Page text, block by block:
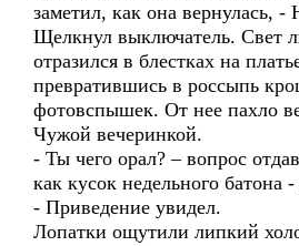
заметил, как она вернулась, -
Щелкнул выключатель. Свет
отразился в блестках на
превратившись в россыпь
фотовспышек. От нее пахло
Чужой вечеринкой.
- Ты чего орал? – вопрос
как кусок недельного батона
- Приведение увидел.
Лопатки ощутили липкий